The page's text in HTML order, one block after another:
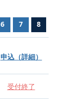
6 7 8
申込（詳細）
受付終了